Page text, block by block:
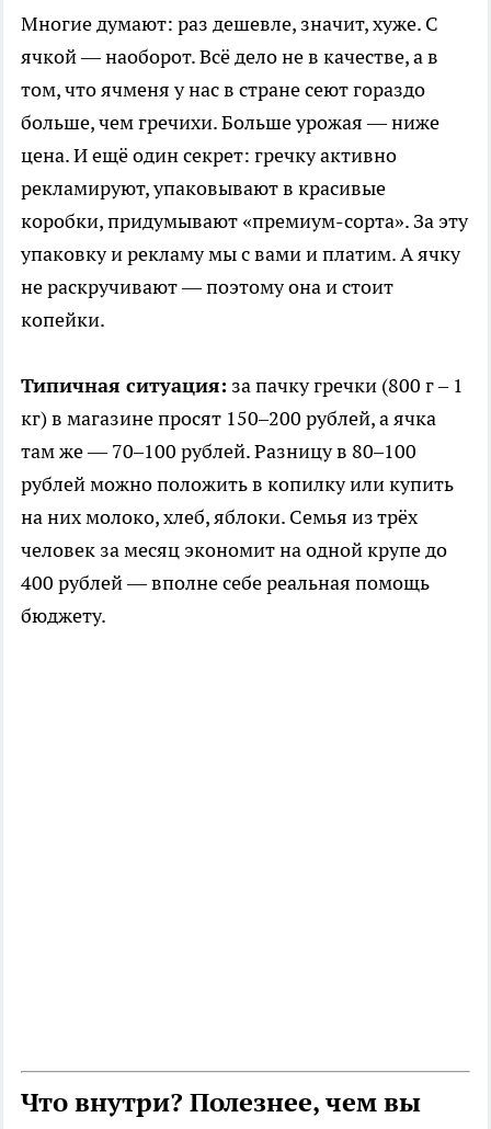
Многие думают: раз дешевле, значит, хуже. С
ячкой — наоборот. Всё дело не в качестве, а в
том, что ячменя у нас в стране сеют гораздо
больше, чем гречихи. Больше урожая — ниже
цена. И ещё один секрет: гречку активно
рекламируют, упаковывают в красивые
коробки, придумывают «премиум-сорта». За эту
упаковку и рекламу мы с вами и платим. А ячку
не раскручивают — поэтому она и стоит
копейки.
Типичная ситуация: за пачку гречки (800 г – 1
кг) в магазине просят 150–200 рублей, а ячка
там же — 70–100 рублей. Разницу в 80–100
рублей можно положить в копилку или купить
на них молоко, хлеб, яблоки. Семья из трёх
человек за месяц экономит на одной крупе до
400 рублей — вполне себе реальная помощь
бюджету.
Что внутри? Полезнее, чем вы